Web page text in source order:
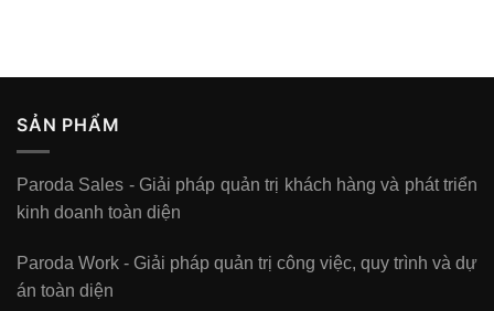
SẢN PHẨM
Paroda Sales - Giải pháp quản trị khách hàng và phát triển
kinh doanh toàn diện
Paroda Work - Giải pháp quản trị công việc, quy trình và dự
án toàn diện